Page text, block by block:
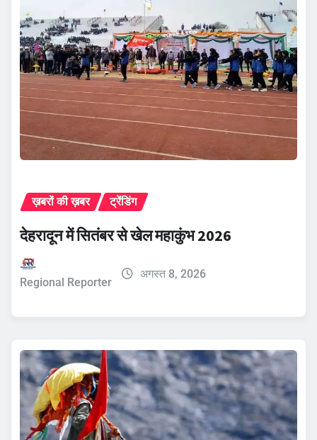
ख़बरों की ख़बर ट्रेंडिंग
देहरादून में सितंबर से खेल महाकुंभ 2026
Regional Reporter
अगस्त 8, 2026